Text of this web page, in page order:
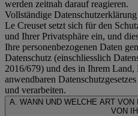
werden zeitnah darauf reagieren.
Vollständige
Le Creuset setzt sich für den
und Ihrer Privatsphäre ein, und
Ihre personenbezogenen Daten
Datenschutz (einschliesslich
2016/679) und des in Ihrem Land,
anwendbaren
und verarbeiten.
A. WANN UND WELCHE ART
VON